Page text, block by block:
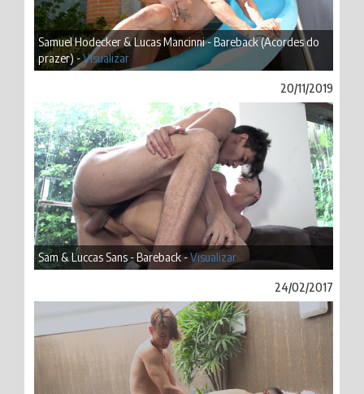
Samuel Hodecker & Lucas Mancinni - Bareback (Acordes do
prazer) -Visualizar
20/11/2019
Sam & Luccas Sans - Bareback -Visualizar
24/02/2017